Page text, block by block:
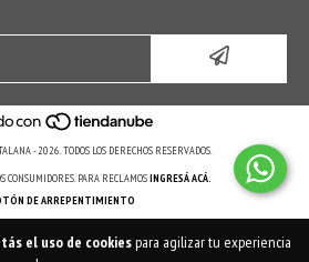
el uso de cookiespara agilizar tu experiencia
- 2026. TODOS LOS DERECHOS RESERVADOS.
CONSUMIDORES. PARA RECLAMOSINGRESÁ ACÁ.
DE ARREPENTIMIENTO